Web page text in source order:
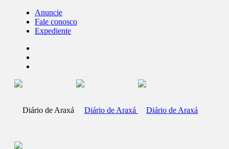
Anuncie
Fale conosco
Expediente